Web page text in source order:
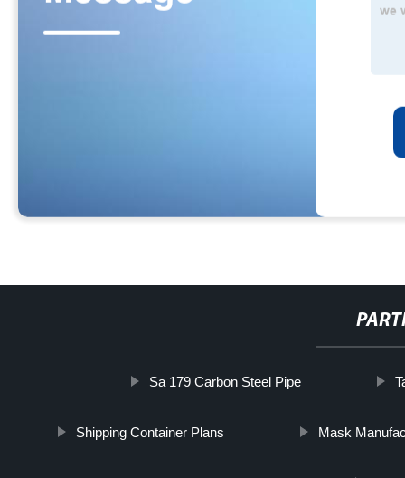
Sa 179 Carbon Steel Pipe
Shipping Container Plans Mask